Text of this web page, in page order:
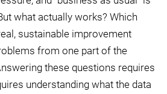
what actually works? Which
sustainable improvement
from one part of the
these questions requires
understanding what the data